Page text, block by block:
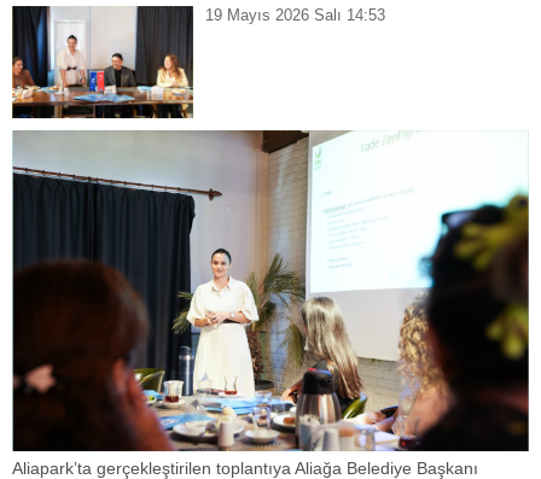
19 Mayıs 2026 Salı 14:53
Aliapark’ta gerçekleştirilen toplantıya Aliağa Belediye Başkanı